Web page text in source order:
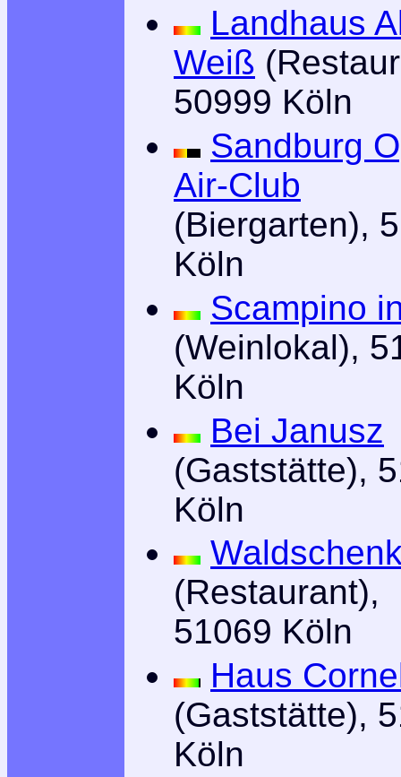
Landhaus
Weiß
50999 Köln
Sandburg
Air-Club
(Biergarten),
Köln
Scampino
(Weinlokal),
Köln
Bei Janusz
(Gaststätte),
Köln
(Restaurant),
51069 Köln
Haus
(Gaststätte),
Köln